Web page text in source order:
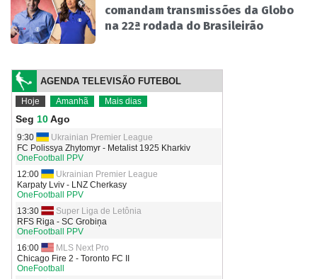
comandam transmissões da Globo
na 22ª rodada do Brasileirão